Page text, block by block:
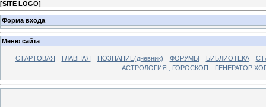
[SITE LOGO]
Форма входа
Меню сайта
СТАРТОВАЯ ГЛАВНАЯ ПОЗНАНИЕ(дневник) ФОРУМЫ БИБЛИОТЕКА
АСТРОЛОГИЯ , ГОРОСКОП
ГЕНЕРАТОР